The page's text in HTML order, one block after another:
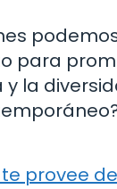
para
y la
provee